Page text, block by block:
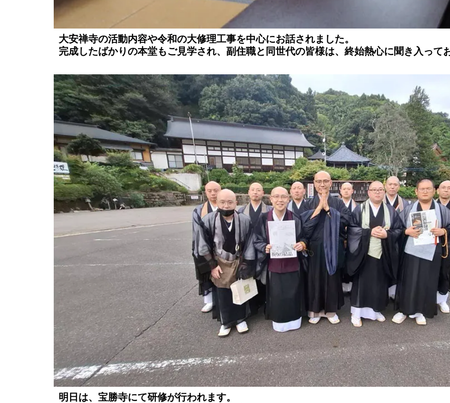
大安禅寺の活動内容や令和の大修理工事を中心にお話されました。
完成したばかりの本堂もご見学され、副住職と同世代の皆様は、終始熱心に聞き入って
明日は、宝勝寺にて研修が行われます。